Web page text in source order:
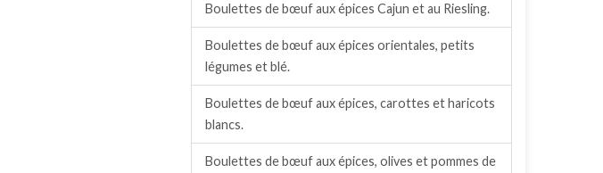
Boulettes de bœuf aux épices Cajun et au Riesling.
Boulettes de bœuf aux épices orientales, petits
légumes et blé.
Boulettes de bœuf aux épices, carottes et haricots
blancs.
Boulettes de bœuf aux épices, olives et pommes de